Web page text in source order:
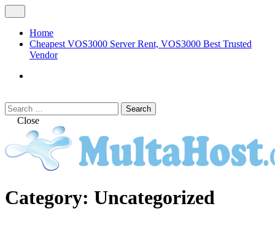
Skip
to
content
Menu
Home
Cheapest VOS3000 Server Rent, VOS3000 Best Trusted
Vendor
Search
Search
for:Close
VOS3000
MULTAHOST Blog for VOS3000
Troubleshoot
Category: Uncategorized